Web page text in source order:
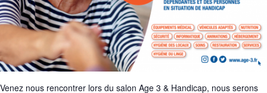
Venez nous rencontrer lors du salon Age 3 & Handicap, nous serons